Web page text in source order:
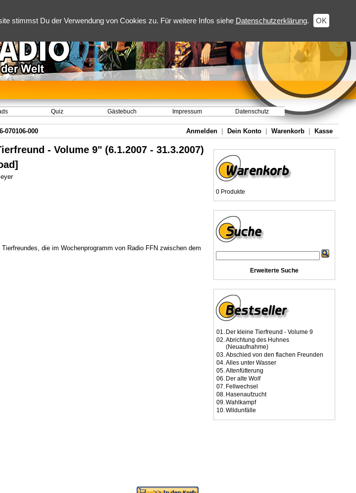
stimmst Du der Verwendung von Cookies zu. Für weitere Infos siehe Datenschutzerklärung. OK
Quiz Gästebuch Impressum Datenschutz
070106-000 Anmelden Dein Konto Warenkorb Kasse
- Volume 9" (6.1.2007 - 31.3.2007)
die im Wochenprogramm von Radio FFN zwischen dem
0 Produkte
Erweiterte Suche
01. Der kleine Tierfreund - Volume 9
02.Abrichtung des Huhnes
(Neuaufnahme)
03.Abschied von den flachen Freunden
04.Alles unter Wasser
05.Altenfütterung
06. Der alte Wolf
07. Fellwechsel
08. Hasenaufzucht
09.Wahlkampf
10.Wildunfälle